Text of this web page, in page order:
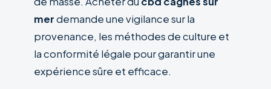
merdemande une vigilance sur la
provenance, les méthodes de culture et
la conformité légale pour garantir une
expérience sûre et efficace.